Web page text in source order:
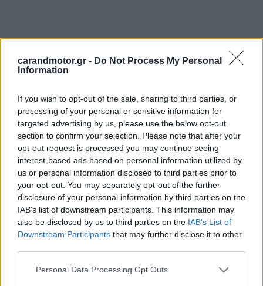
carandmotor.gr - Do Not Process My Personal
Information
If you wish to opt-out of the sale, sharing to third parties, or
processing of your personal or sensitive information for
targeted advertising by us, please use the below opt-out
section to confirm your selection. Please note that after your
opt-out request is processed you may continue seeing
interest-based ads based on personal information utilized by
us or personal information disclosed to third parties prior to
your opt-out. You may separately opt-out of the further
disclosure of your personal information by third parties on the
IAB’s list of downstream participants. This information may
also be disclosed by us to third parties on the IAB’s List of
Downstream Participants that may further disclose it to other
Please note that this website/app uses one or more Google
Personal Data Processing Opt Outs